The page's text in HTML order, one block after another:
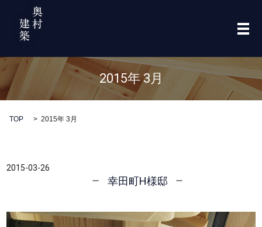
メ
2015年 3月
TOP 2015年 3月
2015-03-26
幸田町H様邸